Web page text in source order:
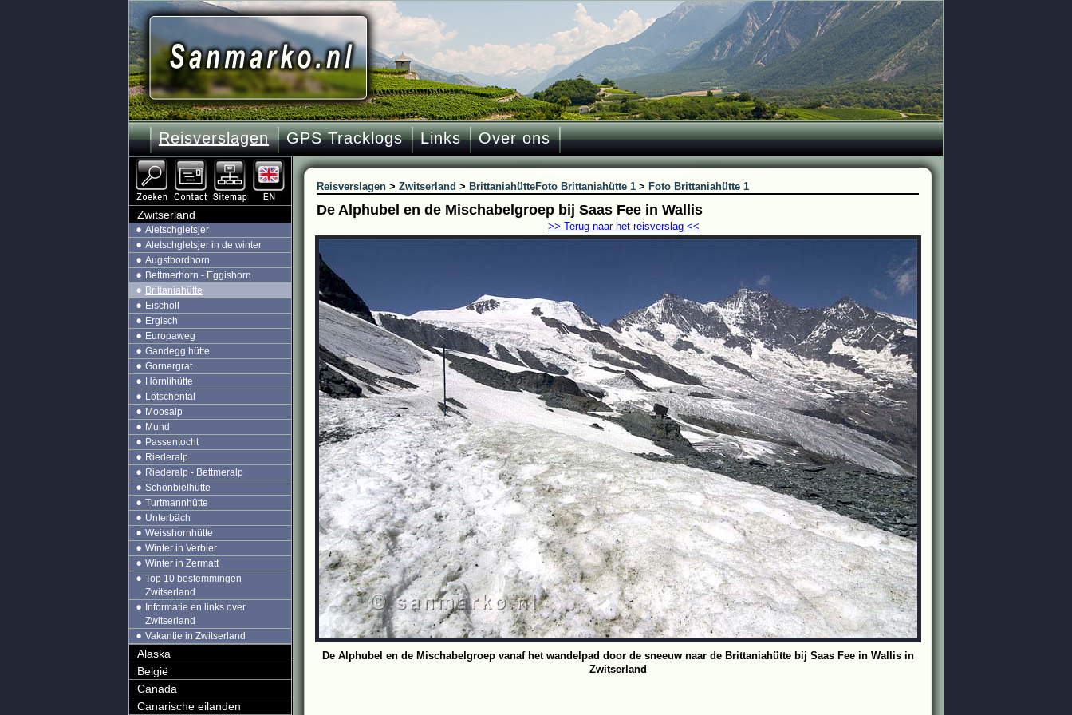
Reisverslagen GPS Tracklogs Links Over ons
Reisverslagen > Zwitserland > BrittaniahütteFoto Brittaniahütte 1 > Foto Brittaniahütte 1
De Alphubel en de Mischabelgroep bij Saas Fee in Wallis
>> Terug naar het reisverslag <<
De Alphubel en de Mischabelgroep vanaf het wandelpad door de sneeuw naar de Brittaniahütte bij Saas Fee in Wallis in
Zwitserland
Zwitserland
Aletschgletsjer
Aletschgletsjer in de winter
Augstbordhorn
Bettmerhorn - Eggishorn
Brittaniahütte
Eischoll
Ergisch
Europaweg
Gandegg hütte
Gornergrat
Hörnlihütte
Lötschental
Moosalp
Mund
Passentocht
Riederalp
Riederalp - Bettmeralp
Schönbielhütte
Turtmannhütte
Unterbäch
Weisshornhütte
Winter in Verbier
Winter in Zermatt
Top 10 bestemmingen
Zwitserland
Informatie en links over
Zwitserland
Vakantie in Zwitserland
Alaska
België
Canada
Canarische eilanden